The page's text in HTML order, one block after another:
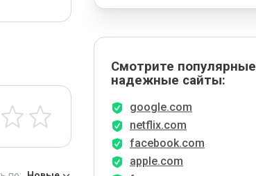
Смотрите популярные
надежные сайты:
google.com
netflix.com
facebook.com
apple.com